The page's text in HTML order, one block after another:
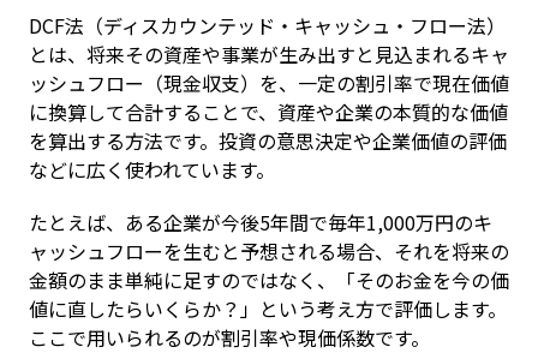
DCF法（ディスカウンテッド・キャッシュ・フロー法）
とは、将来その資産や事業が生み出すと見込まれるキャ
ッシュフロー（現金収支）を、一定の割引率で現在価値
に換算して合計することで、資産や企業の本質的な価値
を算出する方法です。投資の意思決定や企業価値の評価
などに広く使われています。
たとえば、ある企業が今後5年間で毎年1,000万円のキ
ャッシュフローを生むと予想される場合、それを将来の
金額のまま単純に足すのではなく、「そのお金を今の価
値に直したらいくらか？」という考え方で評価します。
ここで用いられるのが割引率や現価係数です。